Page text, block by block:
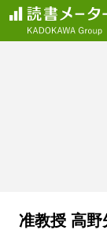
准教授 高野